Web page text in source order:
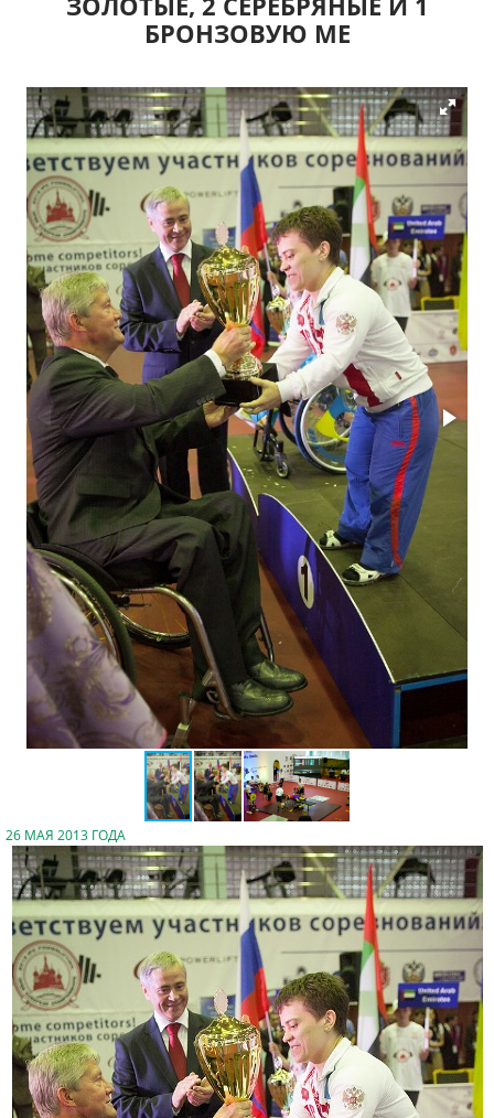
БРОНЗОВУЮ МЕ
26 МАЯ 2013 ГОДА